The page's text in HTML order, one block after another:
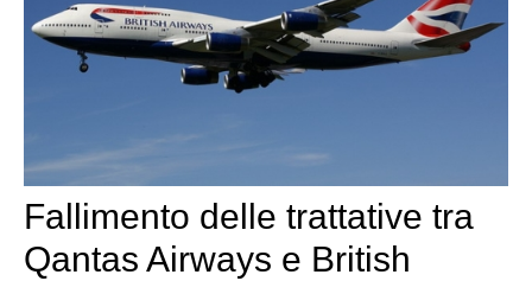
Fallimento delle trattative tra
Qantas Airways e British